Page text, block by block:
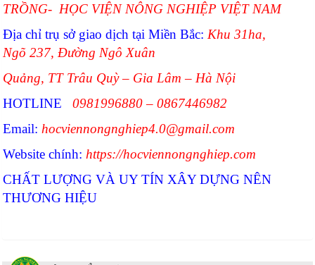
TRỒNG- HỌC VIỆN NÔNG NGHIỆP VIỆT NAM
Địa chỉ trụ sở giao dịch tại Miền Bắc: Khu 31ha,
Ngõ 237, Đường Ngô Xuân
Quảng, TT Trâu Quỳ – Gia Lâm – Hà Nội
HOTLINE 0981996880 – 0867446982
Email: hocviennongnghiep4.0@gmail.com
Website chính: https://hocviennongnghiep.com
CHẤT LƯỢNG VÀ UY TÍN XÂY DỰNG NÊN
THƯƠNG HIỆU